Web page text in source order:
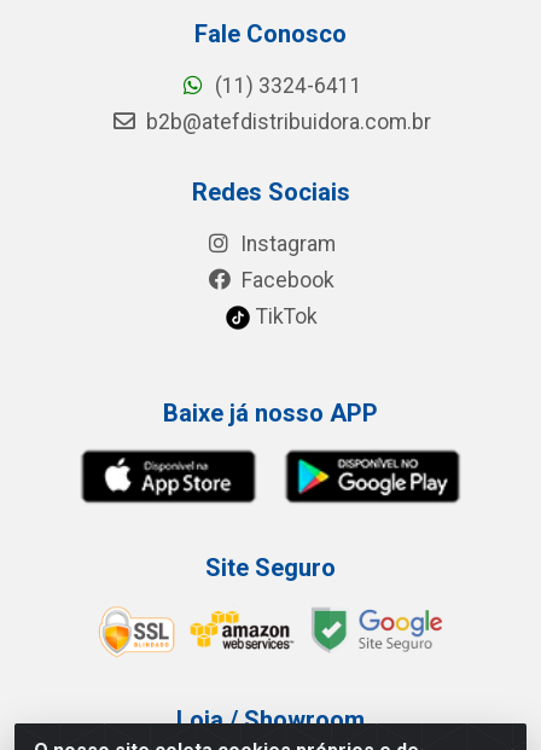
Fale Conosco
(11) 3324-6411
b2b@atefdistribuidora.com.br
Redes Sociais
Instagram
Facebook
TikTok
Baixe já nosso APP
Site Seguro
Loja / Showroom